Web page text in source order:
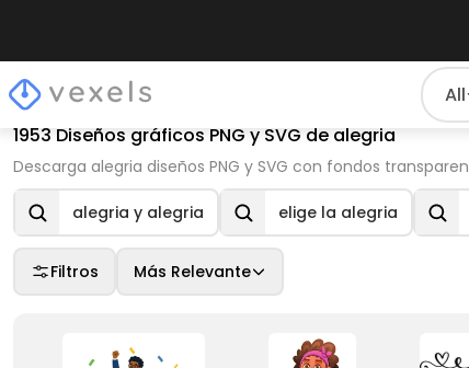
All
1953 Diseños gráficos PNG y SVG de alegria
Descarga alegria diseños PNG y SVG con fondos
alegria y alegria elige la alegria
Filtros Más Relevante